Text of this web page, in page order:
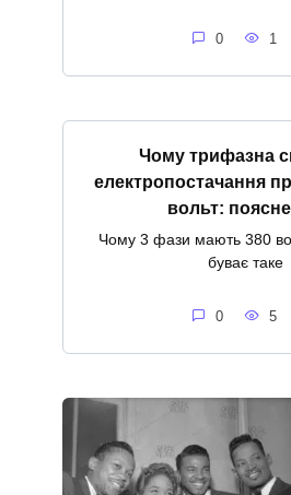
0 1
Чому трифазна
електропостачання
вольт:
Чому 3 фази мають 380
буває таке
0 5